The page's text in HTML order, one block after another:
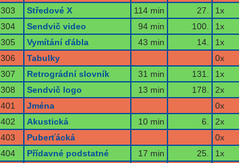
303
Středové X 114 min 27.
1x
304
Sendvič video 94 min 100.
1x
305
Vymítání ďábla 43 min 14.
1x
306
Tabulky
0x
307
Retrográdní slovník 31 min 131.
1x
308
Sendvič logo 13 min 178.
2x
401
Jména
0x
402
Akustická 10 min 6.
2x
403
Puberťácká
0x
404
Přídavné podstatné 17 min 25.
1x